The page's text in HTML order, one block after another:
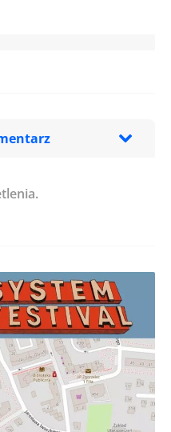
przeglądarce podczas